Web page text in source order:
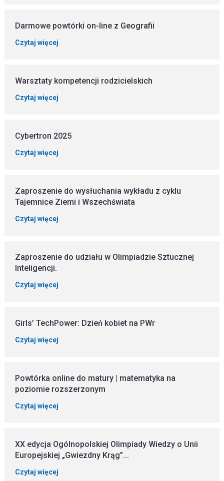
Darmowe powtórki on-line z Geografii
Czytaj więcej
Warsztaty kompetencji rodzicielskich
Czytaj więcej
Cybertron 2025
Czytaj więcej
Zaproszenie do wysłuchania wykładu z cyklu
Tajemnice Ziemi i Wszechświata
Czytaj więcej
Zaproszenie do udziału w Olimpiadzie Sztucznej
Inteligencji.
Czytaj więcej
Girls’ TechPower: Dzień kobiet na PWr
Czytaj więcej
Powtórka online do matury | matematyka na
poziomie rozszerzonym
Czytaj więcej
XX edycja Ogólnopolskiej Olimpiady Wiedzy o Unii
Europejskiej „Gwiezdny Krąg”...
Czytaj więcej